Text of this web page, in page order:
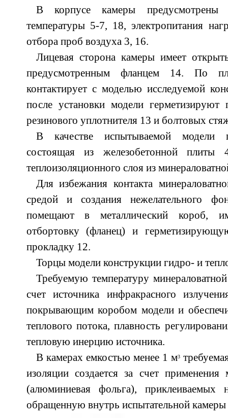
В корпусе камеры предусмотрены
температуры 5-7, 18, электропитания
отбора проб воздуха 3, 16.
Лицевая сторона камеры имеет
предусмотренным фланцем 14. По
контактирует с моделью исследуемой
после установки модели
резинового уплотнителя 13 и болтовых
В качестве испытываемой модели
состоящая из железобетонной
теплоизоляционного слоя из
Для избежания контакта
средой и создания нежелательного
помещают в металлический короб,
отбортовку (фланец) и
прокладку 12.
Торцы модели конструкции гидро- и
Требуемую температуру
счет источника инфракрасного
покрывающим коробом модели и
теплового потока, плавность
тепловую инерцию источника.
В камерах емкостью менее 1 м3
изоляции создается за счет применения
(алюминиевая фольга), приклеиваемых
обращенную внутрь испытательной